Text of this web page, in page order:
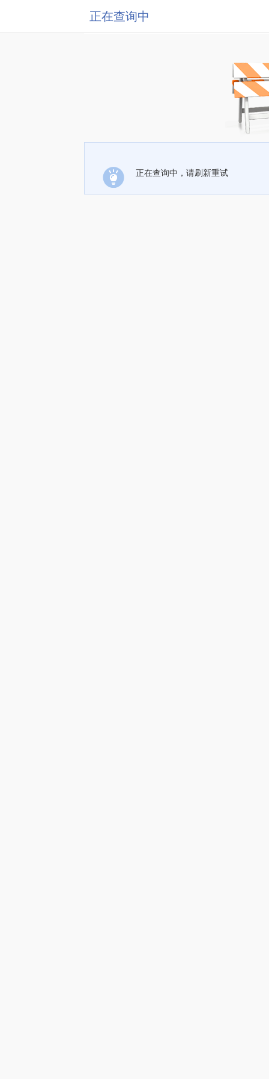
正在查询中
正在查询中，请刷新重试